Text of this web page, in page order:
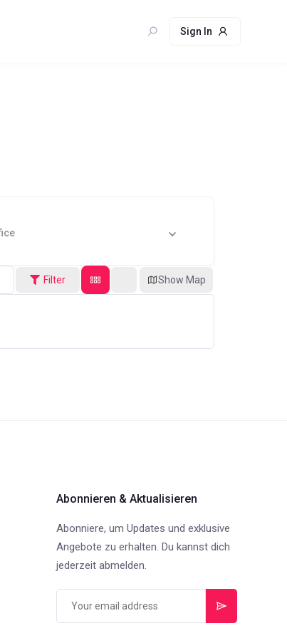
Sign In
Filter Show Map
Abonnieren & Aktualisieren
Abonniere, um Updates und exklusive
Angebote zu erhalten. Du kannst dich
jederzeit abmelden.